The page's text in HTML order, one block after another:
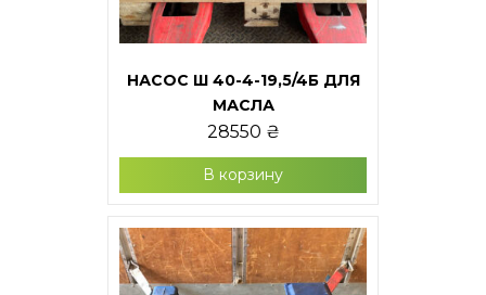
НАСОС Ш 40-4-19,5/4Б ДЛЯ
МАСЛА
28550 ₴
В корзину